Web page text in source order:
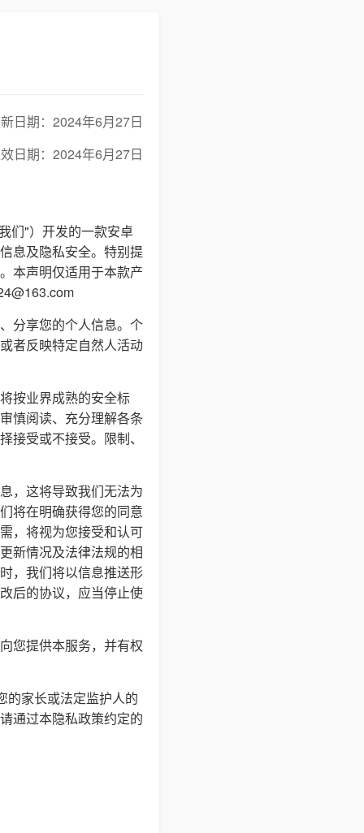
日期：2024年6月27日
日期：2024年6月27日
们"）开发的一款安卓
息及隐私安全。特别提
本声明仅适用于本款产
分享您的个人信息。个
者反映特定自然人活动
按业界成熟的安全标
慎阅读、充分理解各条
受或不接受。限制、
，这将导致我们无法为
将在明确获得您的同意
，将视为您接受和认可
新情况及法律法规的相
，我们将以信息推送形
后的协议，应当停止使
您提供本服务，并有权
的家长或法定监护人的
通过本隐私政策约定的